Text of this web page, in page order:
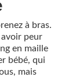
à bras.
avoir peur
en maille
bébé, qui
mais